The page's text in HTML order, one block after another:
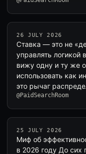
26 JULY 2026
Ставка — это не
управлять логикой
вижу одну и ту же
использовать как
это рычаг
@PaidSearchRoom
25 JULY 2026
Миф об
в 2026 году До сих